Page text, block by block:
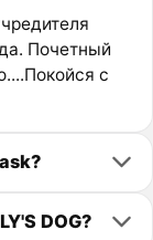
Почетный
с
DOG?